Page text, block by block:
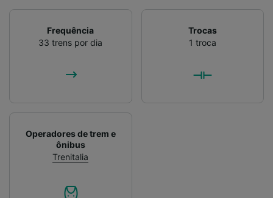
Frequência
33 trens por dia
Trocas
1 troca
Operadores de trem e
ônibus
Trenitalia